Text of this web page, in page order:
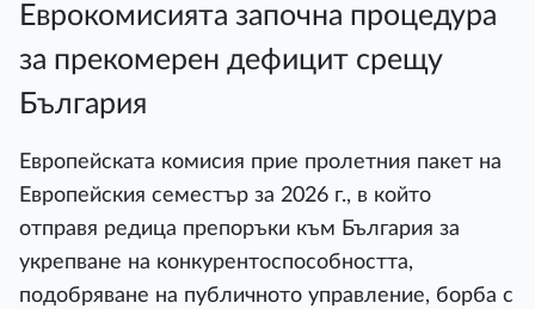
Еврокомисията започна процедура
за прекомерен дефицит срещу
България
Европейската комисия прие пролетния пакет на
Европейския семестър за 2026 г., в който
отправя редица препоръки към България за
укрепване на конкурентоспособността,
подобряване на публичното управление, борба с